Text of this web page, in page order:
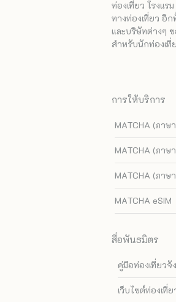
ท่องเที่ยว โรงแร
ทางท่องเที่ยว อี
และบริษัทต่างๆ
สำหรับนักท่องเ
การให้บริการ
MATCHA (ภา
MATCHA (ภาษ
MATCHA (ภา
MATCHA eSIM
สื่อพันธมิตร
คู่มือท่องเที่ยวจั
เว็บไซต์ท่องเที่